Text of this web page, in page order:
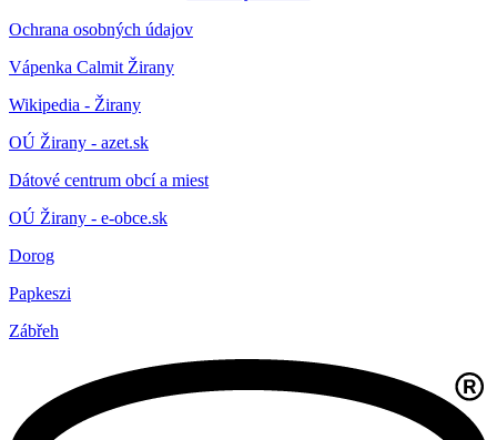
Ochrana osobných údajov
Vápenka Calmit Žirany
Wikipedia - Žirany
OÚ Žirany - azet.sk
Dátové centrum obcí a miest
OÚ Žirany - e-obce.sk
Dorog
Papkeszi
Zábřeh